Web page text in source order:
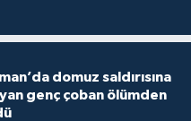
domuz saldırısına
genç çoban ölümden